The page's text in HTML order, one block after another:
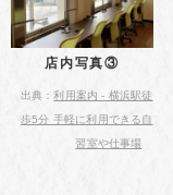
店内写真③
出典：利用案内 - 横浜駅徒
歩5分 手軽に利用できる自
習室や仕事場